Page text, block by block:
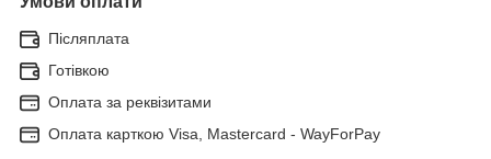
Післяплата
Готівкою
Оплата за реквізитами
Оплата карткою Visa, Mastercard - WayForPay